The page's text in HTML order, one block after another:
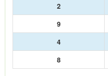
2
9
4
8